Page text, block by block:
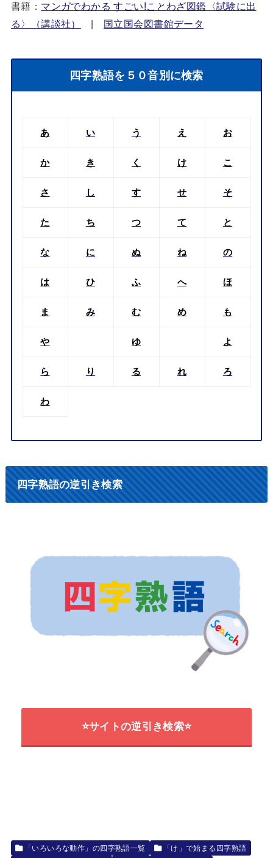
書籍： マンガでわかる すごい!ことわざ図鑑〈試験に出
る〉（講談社）
国立国会図書館データ
四字熟語を５０音別に検索
あ い う え お
か き く け こ
さ し す せ そ
た ち つ て と
な に ぬ ね の
は ひ ふ へ ほ
ま み む め も
や ゆ よ
ら り る れ ろ
わ
四字熟語の逆引き検索
⭐サイトの逆引き検索⭐
「いろいろな動作」の四字熟語一覧
「け」で始まる四字熟語